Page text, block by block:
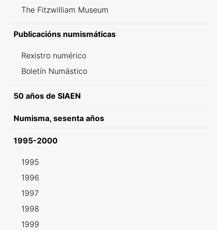
The Fitzwilliam Museum
Publicacións numismáticas
Rexistro numérico
Boletín Numástico
50 años de SIAEN
Numisma, sesenta años
1995-2000
1995
1996
1997
1998
1999